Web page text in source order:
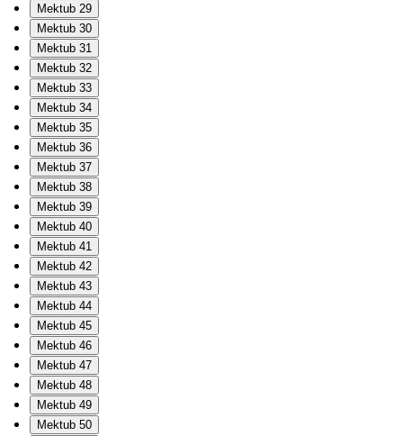
Mektub 29
Mektub 30
Mektub 31
Mektub 32
Mektub 33
Mektub 34
Mektub 35
Mektub 36
Mektub 37
Mektub 38
Mektub 39
Mektub 40
Mektub 41
Mektub 42
Mektub 43
Mektub 44
Mektub 45
Mektub 46
Mektub 47
Mektub 48
Mektub 49
Mektub 50